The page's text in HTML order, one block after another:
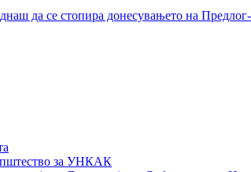
да се стопира донесувањето на
за УНКАК